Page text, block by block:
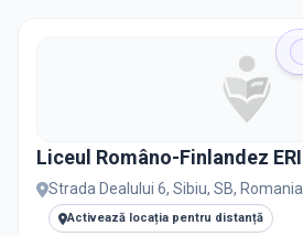
Liceul Româno-Finlandez ERI
Strada Dealului 6, Sibiu, SB, Romania
Activează locația pentru distanță